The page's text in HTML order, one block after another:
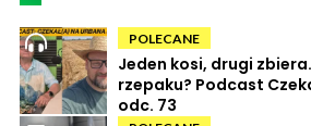
POLECANE
Jeden kosi, drugi
rzepaku? Podcast
odc. 73